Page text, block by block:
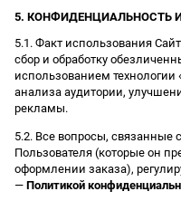
5. КОНФИДЕНЦИАЛЬНОСТЬ
5.1. Факт использования
сбор и обработку
использованием технологии
анализа аудитории,
рекламы.
5.2. Все вопросы, связанные
Пользователя (которые он
оформлении заказа),
— Политикой